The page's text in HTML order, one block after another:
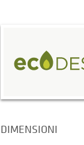
DIMENSIONI